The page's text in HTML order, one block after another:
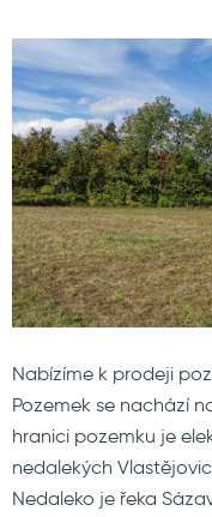
Nabízíme k prodeji
Pozemek se nachází
hranici pozemku je
nedalekých
Nedaleko je řeka